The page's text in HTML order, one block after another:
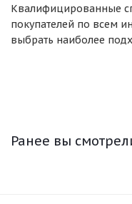
Квалифицированные
покупателей по всем
выбрать наиболее
Ранее вы